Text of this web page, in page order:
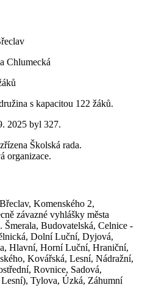
Chlumecká
s kapacitou 122 žáků.
2025 byl 327.
Školská rada.
organizace.
Komenského 2,
závazné vyhlášky města
Budovatelská, Celnice -
Dolní Luční, Dyjová,
Hlavní, Horní Luční, Hraniční,
Kovářská, Lesní, Nádražní,
Rovnice, Sadová,
Tylova, Úzká, Záhumní